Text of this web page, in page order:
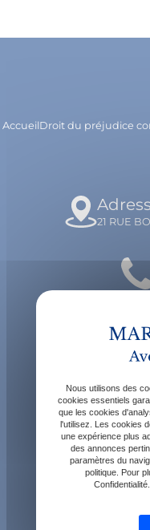
AccueilDroit du préjudice
21 RUE
Nous utilisons des
cookies essentiels
que les cookies
l'utilisez. Les cookies
une expérience plus
des annonces
paramètres du
politique. Pour